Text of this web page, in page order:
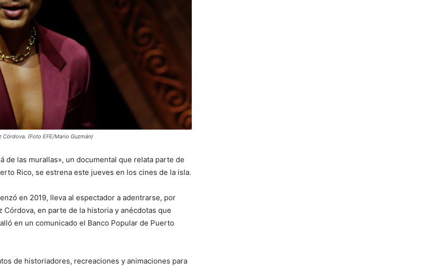
(Foto EFE/Mario Guzmán)
de las murallas», un documental que relata parte de
Rico, se estrena este jueves en los cines de la isla.
en 2019, lleva al espectador a adentrarse, por
en parte de la historia y anécdotas que
en un comunicado el Banco Popular de Puerto
de historiadores, recreaciones y animaciones para